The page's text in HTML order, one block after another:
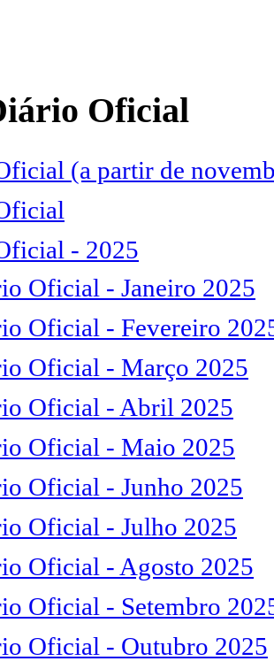
Oficial
(a partir de
- 2025
Oficial - Janeiro 2025
Oficial - Fevereiro
Oficial - Março 2025
Oficial - Abril 2025
Oficial - Maio 2025
Oficial - Junho 2025
Oficial - Julho 2025
Oficial - Agosto 2025
Oficial - Setembro
Oficial - Outubro 2025